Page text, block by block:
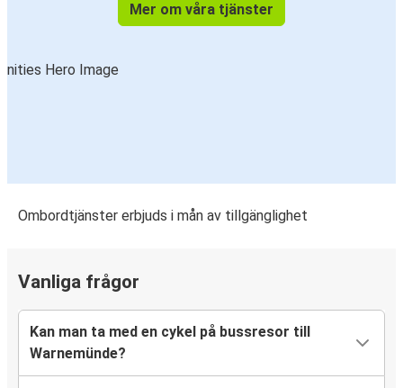
Mer om våra tjänster
Ombordtjänster erbjuds i mån av tillgänglighet
Vanliga frågor
Kan man ta med en cykel på bussresor till
Warnemünde?